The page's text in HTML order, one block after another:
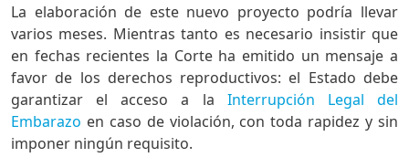
La elaboración de este nuevo proyecto podría llevar
varios meses. Mientras tanto es necesario insistir que
en fechas recientes la Corte ha emitido un mensaje a
favor de los derechos reproductivos: el Estado debe
garantizar el acceso a la Interrupción Legal del
Embarazo en caso de violación, con toda rapidez y sin
imponer ningún requisito.